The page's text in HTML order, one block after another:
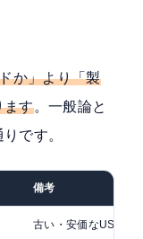
か」より「製
ます。一般論と
です。
備考
古い・安価なUSBメ